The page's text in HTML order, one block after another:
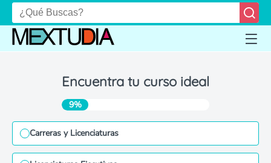
Encuentra tu curso ideal
9%
Carreras y Licenciaturas